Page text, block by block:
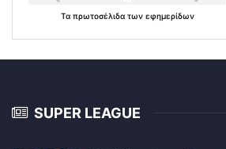
Τα πρωτοσέλιδα των εφημερίδων
SUPER LEAGUE